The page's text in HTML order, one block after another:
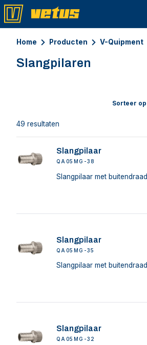
Home Producten V-Quipment
Slangpilaren
49 resultaten
Sorteer op
Slangpilaar
QA05MG-38
Slangpilaar met buitendraad
Slangpilaar
QA05MG-35
Slangpilaar met buitendraad
Slangpilaar
QA05MG-32